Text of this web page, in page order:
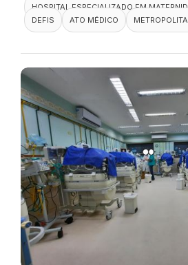
HOSPITAL ESPECIALIZADO EM
DEFIS
ATO MÉDICO